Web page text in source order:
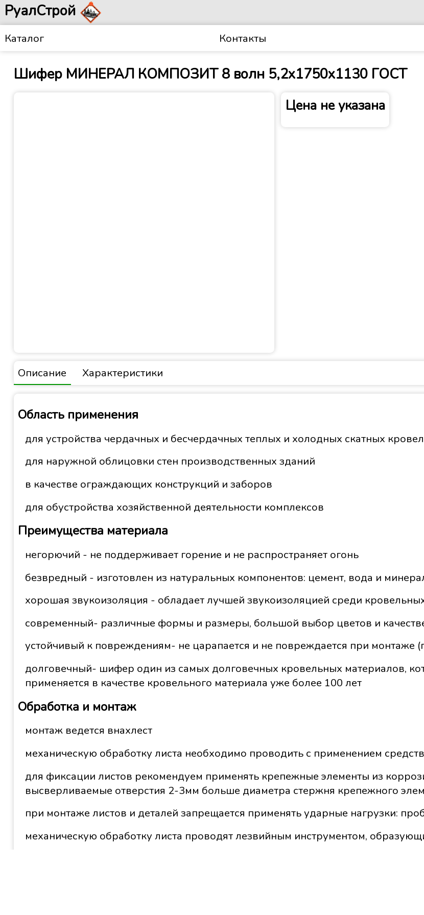
РуалСтрой
Каталог Контакты
Шифер МИНЕРАЛ КОМПОЗИТ 8 волн 5,2х1750х1130 ГОСТ
Цена не указана
Описание Характеристики
Область применения
для устройства чердачных и бесчердачных теплых и холодных скатных
для наружной облицовки стен производственных зданий
в качестве ограждающих конструкций и заборов
для обустройства хозяйственной деятельности комплексов
Преимущества материала
негорючий - не поддерживает горение и не распространяет огонь
безвредный - изготовлен из натуральных компонентов: цемент, вода и
хорошая звукоизоляция - обладает лучшей звукоизоляцией среди
современный- различные формы и размеры, большой выбор цветов и
устойчивый к повреждениям- не царапается и не повреждается при монтаже
долговечный- шифер один из самых долговечных кровельных материалов,
применяется в качестве кровельного материала уже более 100 лет
Обработка и монтаж
монтаж ведется внахлест
механическую обработку листа необходимо проводить с применением
для фиксации листов рекомендуем применять крепежные элементы из
высверливаемые отверстия 2-3мм больше диаметра стержня крепежного
при монтаже листов и деталей запрещается применять ударные нагрузки:
механическую обработку листа проводят лезвийным инструментом,